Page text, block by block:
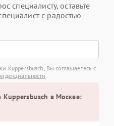
специалисту, оставьте
с радостью
Kuppersbusch, Вы соглашаетесь с
Kuppersbusch в Москве: